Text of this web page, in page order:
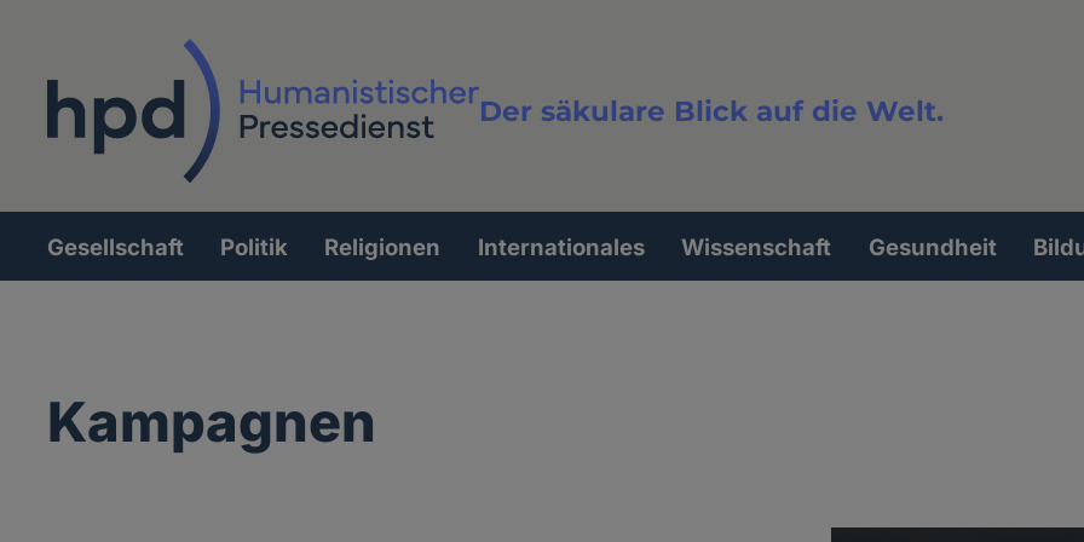
Der säkulare Blick auf die Welt.
Volltextsuche
Hauptnavigation
Gesellschaft Politik Religionen Internationales Wissenschaft Gesundheit
Kampagnen